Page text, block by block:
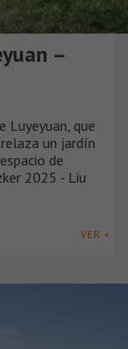
–
Luyeyuan, que
un jardín
de
2025 - Liu
VER +